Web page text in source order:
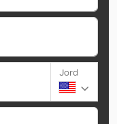
Jord